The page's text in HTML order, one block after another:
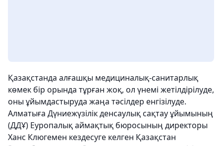
Қазақстанда алғашқы медициналық-санитарлық
көмек бір орында тұрған жоқ, ол үнемі жетілдірілуде,
оны ұйымдастыруда жаңа тәсілдер енгізілуде.
Алматыға Дүниежүзілік денсаулық сақтау ұйымының
(ДДҰ) Еуропалық аймақтық бюросының директоры
Ханс Клюгемен кездесуге келген Қазақстан